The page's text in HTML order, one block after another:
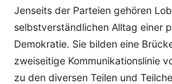
Jenseits der Parteien gehören
selbstverständlichen Alltag einer
Demokratie. Sie bilden eine
zweiseitige Kommunikationslinie
zu den diversen Teilen und